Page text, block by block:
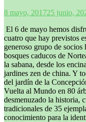
8 mayo, 201725 junio,
El 6 de mayo hemos
cuatro que hay previstos
generoso grupo de socios
bosques caducos de
la sabana, desde los
jardines zen de china. Y
del jardín de la
Vuelta al Mundo en 80
desmenuzado la historia,
tradicionales de 35
conocimiento para la